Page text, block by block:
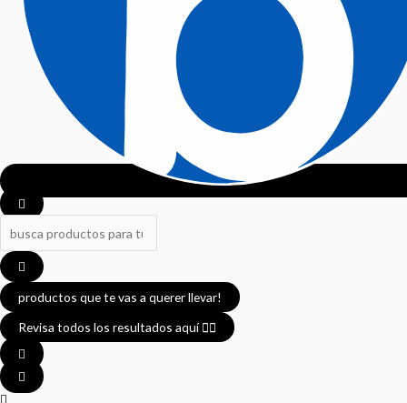
productos que te vas a querer llevar!
Revisa todos los resultados aquí 👈🏼